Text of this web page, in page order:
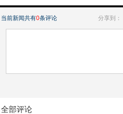
当前新闻共有0条评论 分享到：
全部评论